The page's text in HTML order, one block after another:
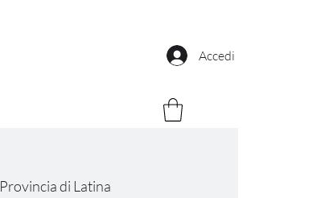
Accedi
Provincia di Latina